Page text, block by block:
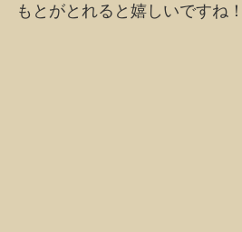
もとがとれると嬉しいですね！